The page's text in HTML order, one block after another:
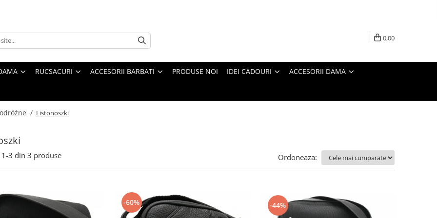
0,00
RUCSACURI ACCESORII BARBATI PRODUSE NOI IDEI CADOURI ACCESORII DAMA
/ Listonoszki
1-3 din 3 produse Ordoneaza:
-60% -44%